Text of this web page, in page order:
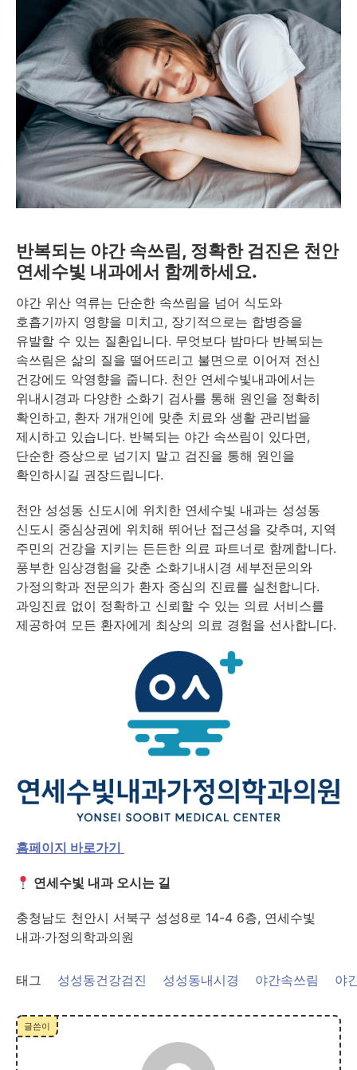
반복되는 야간 속쓰림, 정확한 검진은 천안
연세수빛 내과에서 함께하세요.
야간 위산 역류는 단순한 속쓰림을 넘어 식도와
호흡기까지 영향을 미치고, 장기적으로는 합병증을
유발할 수 있는 질환입니다. 무엇보다 밤마다 반복되는
속쓰림은 삶의 질을 떨어뜨리고 불면으로 이어져 전신
건강에도 악영향을 줍니다. 천안 연세수빛내과에서는
위내시경과 다양한 소화기 검사를 통해 원인을 정확히
확인하고, 환자 개개인에 맞춘 치료와 생활 관리법을
제시하고 있습니다. 반복되는 야간 속쓰림이 있다면,
단순한 증상으로 넘기지 말고 검진을 통해 원인을
확인하시길 권장드립니다.
천안 성성동 신도시에 위치한 연세수빛 내과는 성성동
신도시 중심상권에 위치해 뛰어난 접근성을 갖추며, 지역
주민의 건강을 지키는 든든한 의료 파트너로 함께합니다.
풍부한 임상경험을 갖춘 소화기내시경 세부전문의와
가정의학과 전문의가 환자 중심의 진료를 실천합니다.
과잉진료 없이 정확하고 신뢰할 수 있는 의료 서비스를
제공하여 모든 환자에게 최상의 의료 경험을 선사합니다.
홈페이지 바로가기
연세수빛 내과 오시는 길
충청남도 천안시 서북구 성성8로 14-4 6층, 연세수빛
내과·가정의학과의원
태그 성성동건강검진 성성동내시경 야간속쓰림 야
글쓴이